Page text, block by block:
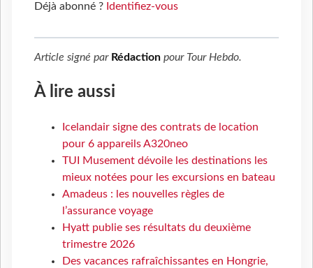
Déjà abonné ? Identifiez-vous
Article signé par Rédaction pour Tour Hebdo.
À lire aussi
Icelandair signe des contrats de location
pour 6 appareils A320neo
TUI Musement dévoile les destinations les
mieux notées pour les excursions en bateau
Amadeus : les nouvelles règles de
l’assurance voyage
Hyatt publie ses résultats du deuxième
trimestre 2026
Des vacances rafraîchissantes en Hongrie,